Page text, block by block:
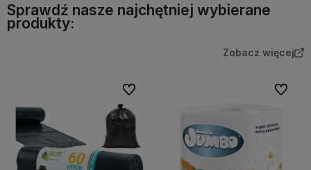
Sprawdź nasze najchętniej wybierane
produkty:
Zobacz więcej
Do ulubionych Do